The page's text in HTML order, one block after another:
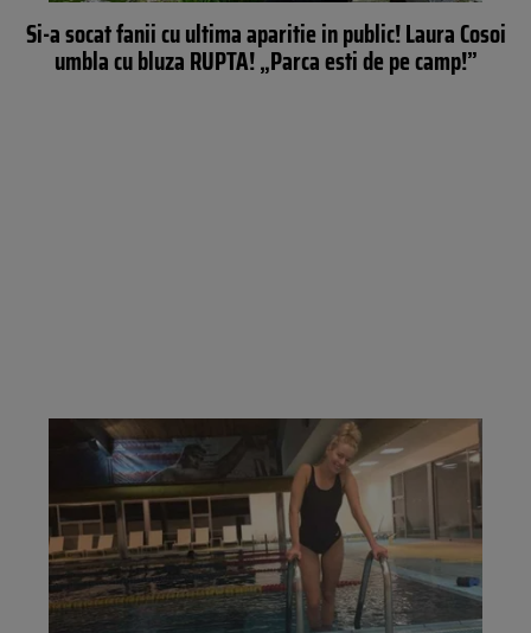
Si-a socat fanii cu ultima aparitie in public! Laura Cosoi
umbla cu bluza RUPTA! „Parca esti de pe camp!”